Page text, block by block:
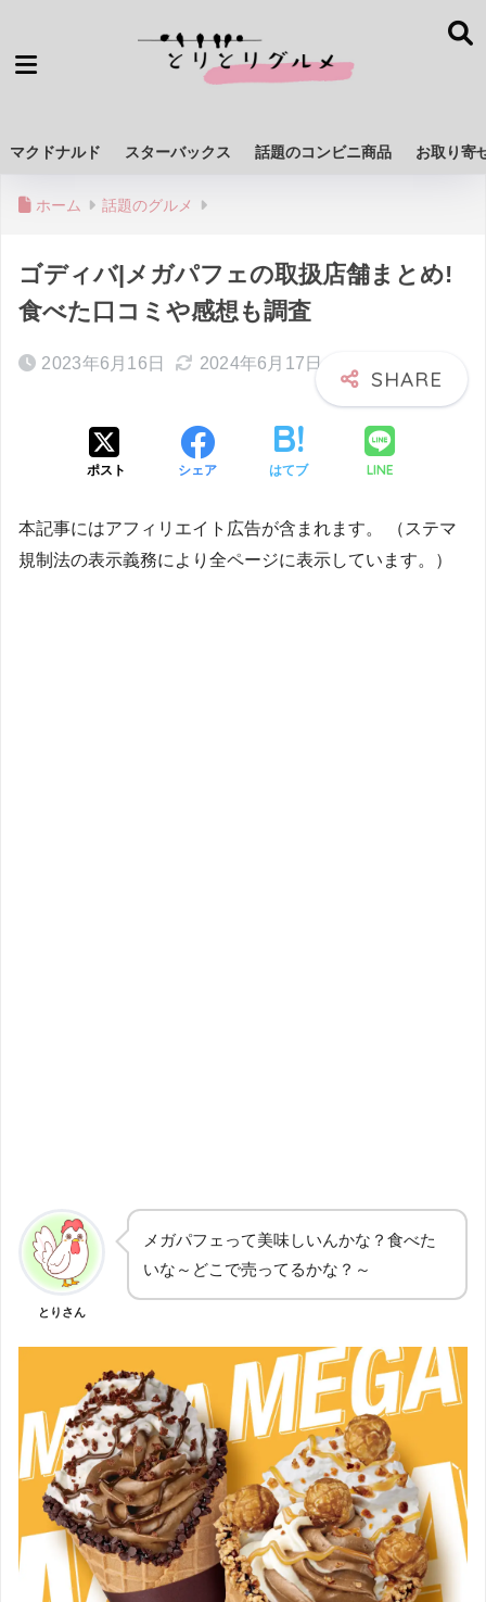
マクドナルド スターバックス 話題のコンビニ商品 お取り寄
ホーム 話題のグルメ
ゴディバ|メガパフェの取扱店舗まとめ!
食べた口コミや感想も調査
2023年6月16日 2024年6月17日
ポスト シェア はてブ LINE
本記事にはアフィリエイト広告が含まれます。 （ステマ
規制法の表示義務により全ページに表示しています。）
とりさん
メガパフェって美味しいんかな？食べた
いな～どこで売ってるかな？～